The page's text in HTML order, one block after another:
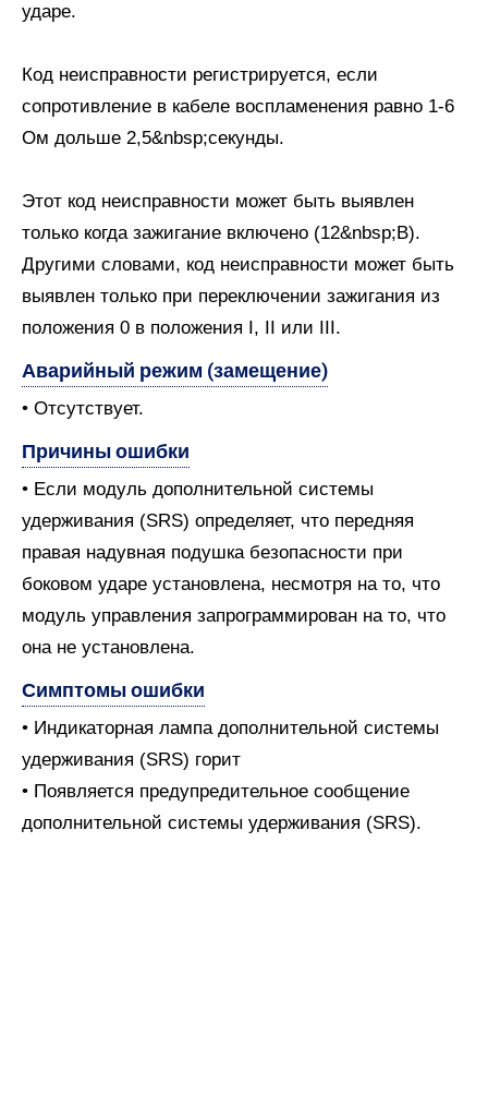
ударе.
Код неисправности регистрируется, если
сопротивление в кабеле воспламенения равно 1-6
Ом дольше 2,5&nbsp;секунды.
Этот код неисправности может быть выявлен
только когда зажигание включено (12&nbsp;В).
Другими словами, код неисправности может быть
выявлен только при переключении зажигания из
положения 0 в положения I, II или III.
Аварийный режим (замещение)
• Отсутствует.
Причины ошибки
• Если модуль дополнительной системы
удерживания (SRS) определяет, что передняя
правая надувная подушка безопасности при
боковом ударе установлена, несмотря на то, что
модуль управления запрограммирован на то, что
она не установлена.
Симптомы ошибки
• Индикаторная лампа дополнительной системы
удерживания (SRS) горит
• Появляется предупредительное сообщение
дополнительной системы удерживания (SRS).